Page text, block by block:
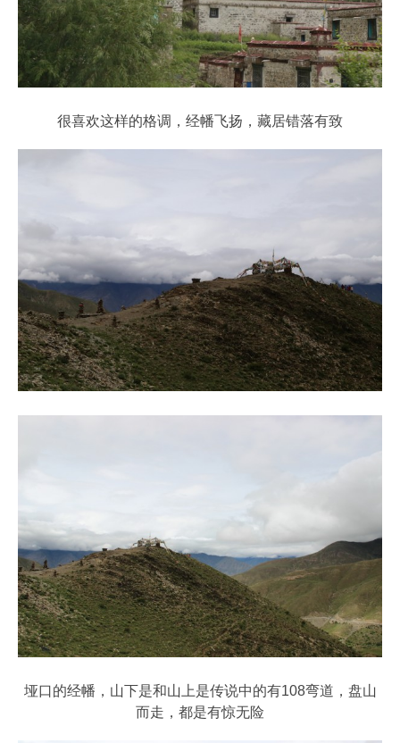
很喜欢这样的格调，经幡飞扬，藏居错落有致
垭口的经幡，山下是和山上是传说中的有108弯道，盘山
而走，都是有惊无险